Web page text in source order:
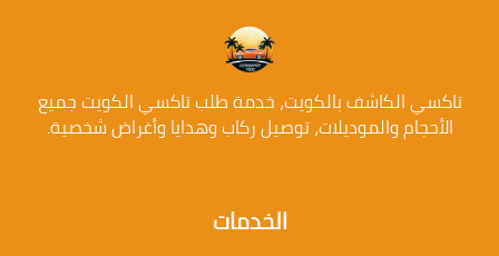
تاكسي الكاشف بالكويت، خدمة طلب تاكسي الكويت جميع
الأحجام والموديلات، توصيل ركاب وهدايا وأغراض شخصية.
الخدمات